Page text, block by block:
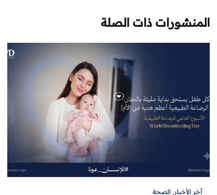
المنشورات ذات الصلة
آخر الأخبار, الصحة